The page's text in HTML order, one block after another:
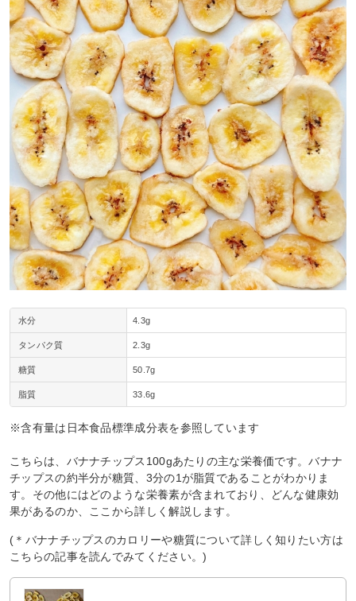
水分 4.3g
タンパク質 2.3g
糖質 50.7g
脂質 33.6g
※含有量は日本食品標準成分表を参照しています
こちらは、バナナチップス100gあたりの主な栄養価です。バナナ
チップスの約半分が糖質、3分の1が脂質であることがわかりま
す。その他にはどのような栄養素が含まれており、どんな健康効
果があるのか、ここから詳しく解説します。
(＊バナナチップスのカロリーや糖質について詳しく知りたい方は
こちらの記事を読んでみてください。)